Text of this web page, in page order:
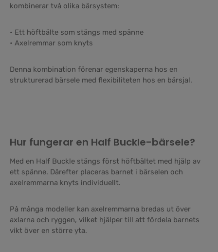
kombinerar två olika bärsystem:
• Ett höftbälte som stängs med spänne
• Axelremmar som knyts
Denna kombination förenar egenskaperna hos en
strukturerad bärsele med flexibiliteten hos en bärsjal.
Hur fungerar en Half Buckle-bärsele?
Med en Half Buckle stängs först höftbältet med hjälp av
ett spänne. Därefter placeras barnet i bärselen och
axelremmarna knyts individuellt.
På många modeller kan axelremmarna bredas ut över
axlarna och ryggen, vilket hjälper till att fördela barnets
vikt över en större yta.